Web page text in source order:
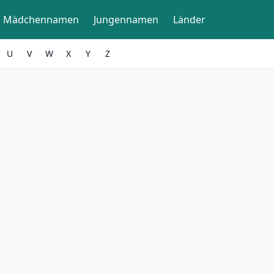
Mädchennamen Jungennamen Länder
U V W X Y Z